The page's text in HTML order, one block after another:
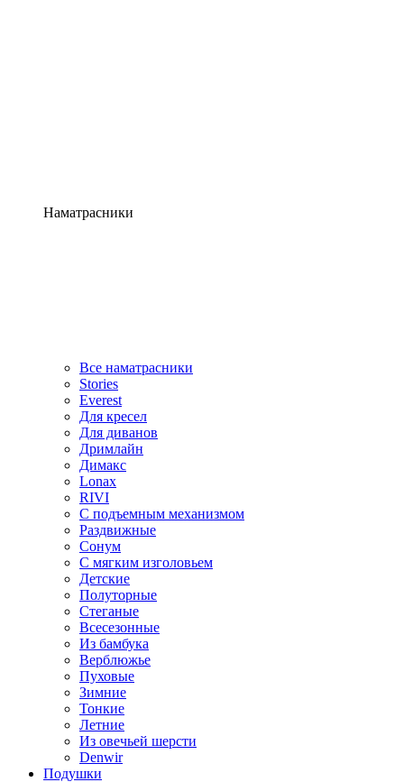
Наматрасники
Все наматрасники
Stories
Everest
Для кресел
Для диванов
Дримлайн
Димакс
Lonax
RIVI
С подъемным механизмом
Раздвижные
Сонум
С мягким изголовьем
Детские
Полуторные
Стеганые
Всесезонные
Из бамбука
Верблюжье
Пуховые
Зимние
Тонкие
Летние
Из овечьей шерсти
Denwir
Подушки